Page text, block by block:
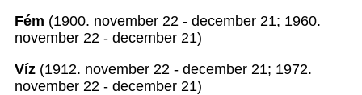
Fém (1900. november 22 - december 21; 1960.
november 22 - december 21)
Víz (1912. november 22 - december 21; 1972.
november 22 - december 21)